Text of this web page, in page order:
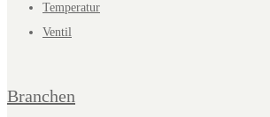
Temperatur
Ventil
Branchen